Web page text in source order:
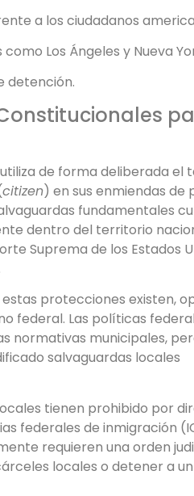
a los ciudadanos
Los Ángeles y Nueva
detención.
de forma deliberada el
citizen) en sus enmiendas de
fundamentales
dentro del territorio
Suprema de los Estados
protecciones existen,
federal. Las políticas
normativas municipales,
salvaguardas locales
tienen prohibido por
federales de inmigración
requieren una orden
locales o detener a